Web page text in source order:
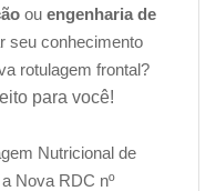
ou engenharia de
seu conhecimento
rotulagem frontal?
para você!
Nutricional de
Nova RDC nº